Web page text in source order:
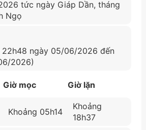
tức ngày Giáp Dần, tháng
Ngọ
22h48 ngày 05/06/2026 đến
2026)
Giờ mọc Giờ lặn
Khoảng 05h14
Khoảng
18h37